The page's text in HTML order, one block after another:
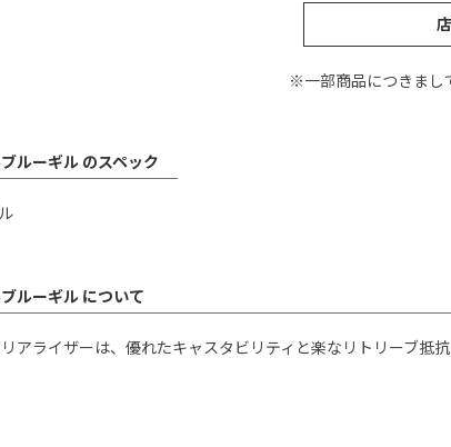
ルーギル のスペック
※一部商品につきまし
ルーギル について
アライザーは、優れたキャスタビリティと楽なリトリーブ抵